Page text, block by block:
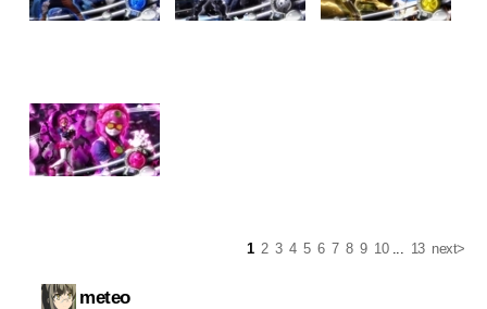
1 2 3 4 5 6 7 8 9 10... 13 next>
meteo